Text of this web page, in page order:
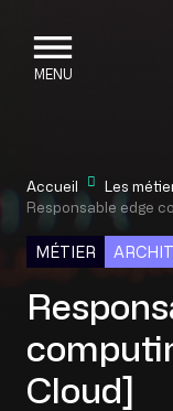
Mobile navigation
MENU
Accueil
Les
Responsable edge
MÉTIER
Cloud]